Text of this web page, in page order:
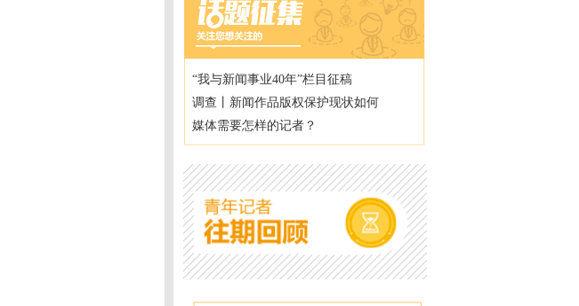
“我与新闻事业40年”栏目征稿
调查丨新闻作品版权保护现状如何
媒体需要怎样的记者？